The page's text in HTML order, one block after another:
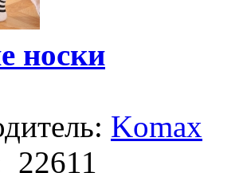
носки
Komax
22611